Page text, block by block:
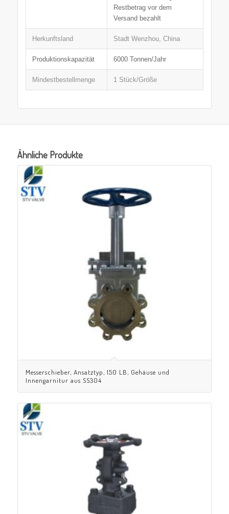
Restbetrag vor dem
Versand bezahlt
Herkunftsland Stadt Wenzhou, China
Produktionskapazität 6000 Tonnen/Jahr
Mindestbestellmenge 1 Stück/Größe
Ähnliche Produkte
Messerschieber, Ansatztyp, 150 LB, Gehäuse und
Innengarnitur aus SS304